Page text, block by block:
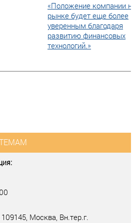
«Положение компании
рынке будет еще более
уверенным благодаря
развитию финансовых
технологий.»
Москва, Вн.тер.г.